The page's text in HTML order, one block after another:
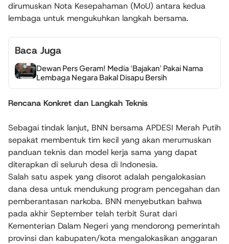
dirumuskan Nota Kesepahaman (MoU) antara kedua
lembaga untuk mengukuhkan langkah bersama.
Baca Juga
Dewan Pers Geram! Media ‘Bajakan’ Pakai Nama
Lembaga Negara Bakal Disapu Bersih
Rencana Konkret dan Langkah Teknis
Sebagai tindak lanjut, BNN bersama APDESI Merah Putih
sepakat membentuk tim kecil yang akan merumuskan
panduan teknis dan model kerja sama yang dapat
diterapkan di seluruh desa di Indonesia.
Salah satu aspek yang disorot adalah pengalokasian
dana desa untuk mendukung program pencegahan dan
pemberantasan narkoba. BNN menyebutkan bahwa
pada akhir September telah terbit Surat dari
Kementerian Dalam Negeri yang mendorong pemerintah
provinsi dan kabupaten/kota mengalokasikan anggaran